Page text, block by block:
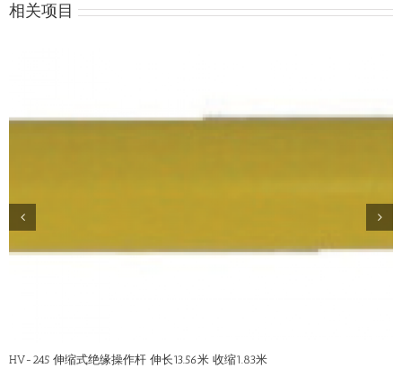
相关项目
HV-245 伸缩式绝缘操作杆 伸长13.56米 收缩1.83米